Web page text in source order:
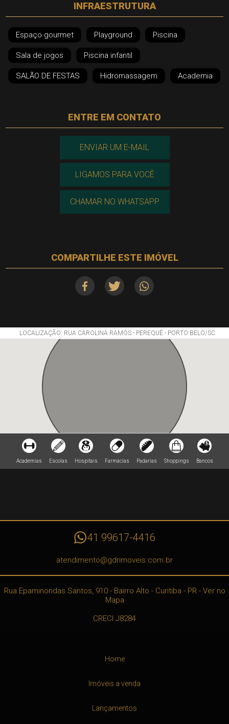
INFRAESTRUTURA
Espaço gourmet Playground Piscina
Sala de jogos Piscina infantil
SALÃO DE FESTAS Hidromassagem Academia
ENTRE EM CONTATO
ENVIAR UM E-MAIL
LIGAMOS PARA VOCÊ
CHAMAR NO WHATSAPP
COMPARTILHE ESTE IMÓVEL
LOCALIZAÇÃO: RUA CAROLINA RAMOS - PEREQUÊ - PORTO BELO/SC
Academias Escolas Hospitais Farmácias Padarias Shoppings Bancos
41 99617-4416
atendimento@gdrimoveis.com.br
Rua Epaminondas Santos, 910 - Bairro Alto - Curitiba - PR- Ver no
Mapa
CRECI J8284
Home
Imóveis a venda
Lançamentos